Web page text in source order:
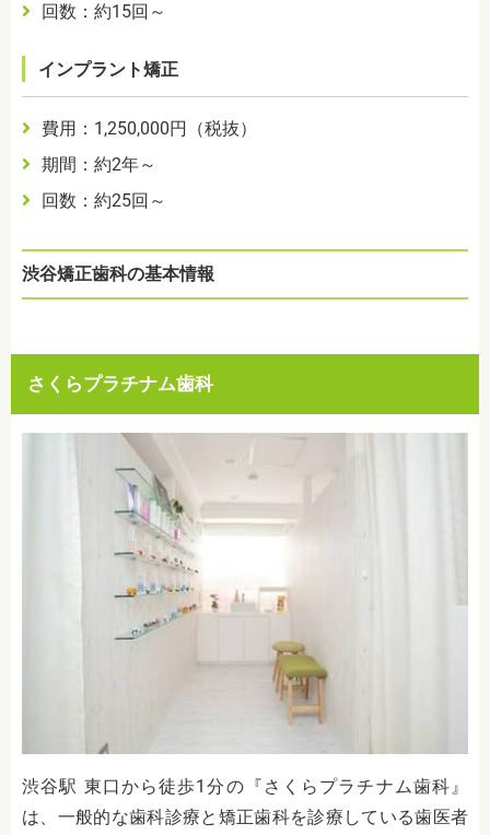
回数：約15回～
インプラント矯正
費用：1,250,000円（税抜）
期間：約2年～
回数：約25回～
渋谷矯正歯科の基本情報
さくらプラチナム歯科
渋谷駅 東口から徒歩1分の『さくらプラチナム歯科』
は、一般的な歯科診療と矯正歯科を診療している歯医者